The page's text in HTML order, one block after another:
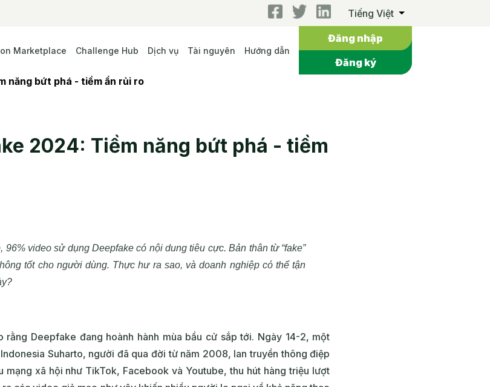
Tiếng Việt
Marketplace Challenge Hub Dịch vụ Tài nguyên Hướng dẫn
Đăng nhập
Đăng ký
năng bứt phá - tiềm ẩn rủi ro
2024: Tiềm năng bứt phá - tiềm
96% video sử dụng Deepfake có nội dung tiêu cực. Bản thân từ “fake”
tốt cho người dùng. Thực hư ra sao, và doanh nghiệp có thể tận
rằng Deepfake đang hoành hành mùa bầu cử sắp tới. Ngày 14-2, một
Suharto, người đã qua đời từ năm 2008, lan truyền thông điệp
mạng xã hội như TikTok, Facebook và Youtube, thu hút hàng triệu lượt